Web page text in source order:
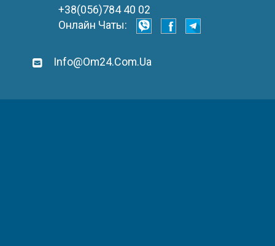
+38(056)784 40 02
Онлайн Чаты:
Info@om24.com.ua